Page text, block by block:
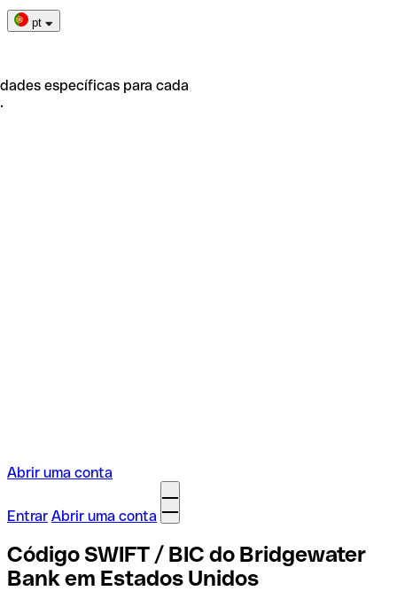
pt
específicas para cada
Abrir uma conta
Entrar Abrir uma conta
Código SWIFT / BIC do Bridgewater
Bank em Estados Unidos